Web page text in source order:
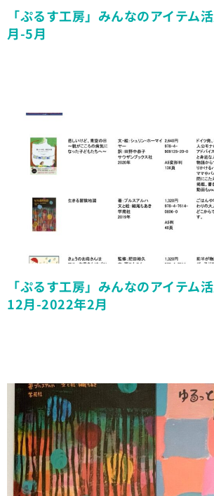
「ぷるす工房」みんなのアイテ
月-5月
「ぷるす工房」みんなのアイテ
12月-2022年2月